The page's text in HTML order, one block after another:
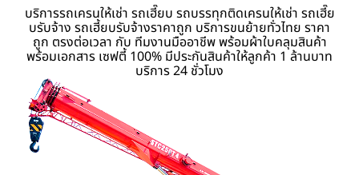
บริการรถเครนให้เช่า รถเฮี๊ยบ รถบรรทุกติดเครนให้เช่า รถเฮี๊ย
บรับจ้าง รถเฮี้ยบรับจ้างราคาถูก บริการขนย้ายทั่วไทย ราคา
ถูก ตรงต่อเวลา กับ ทีมงานมืออาชีพ พร้อมผ้าใบคลุมสินค้า
พร้อมเอกสาร เซฟตี้ 100% มีประกันสินค้าให้ลูกค้า 1 ล้านบาท
บริการ 24 ชั่วโมง